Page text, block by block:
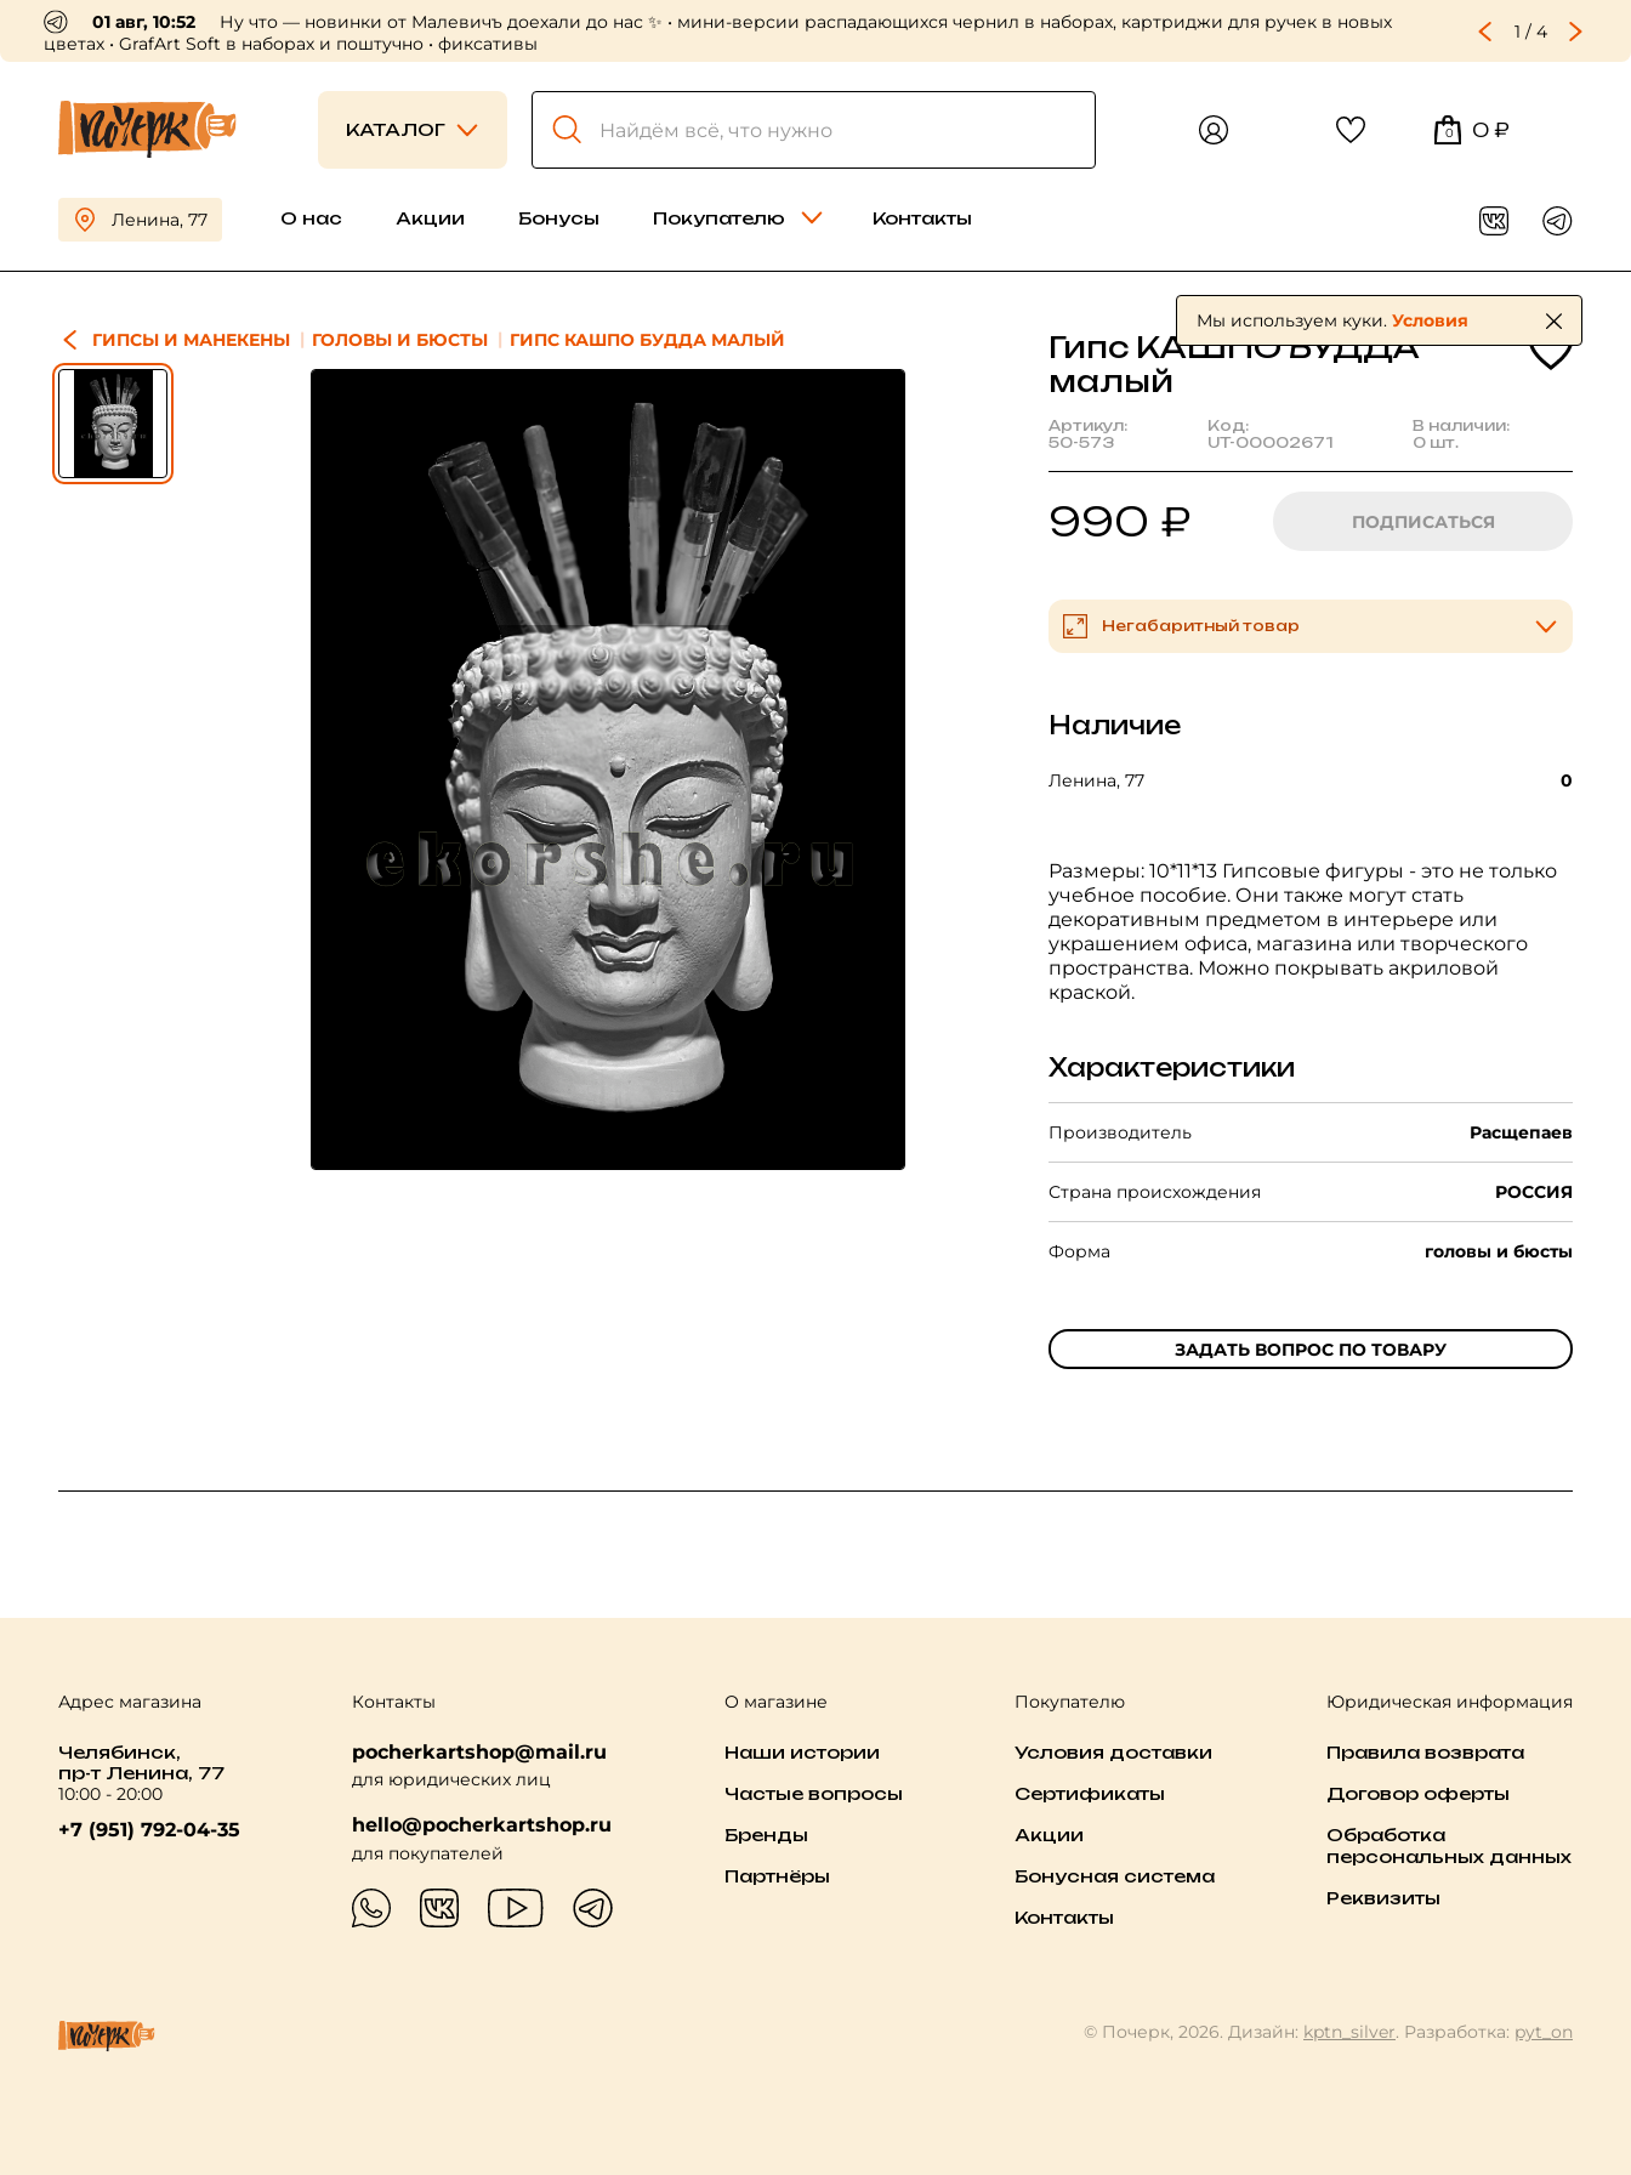
01 авг, 10:52
Ну что — новинки от Малевичъ доехали до нас ✨ • мини-версии распадающихся чернил в наборах, картриджи для ручек в новых
цветах • GrafArt Soft в наборах и поштучно • фиксативы
1 / 4
КАТАЛОГ 0 0 ₽
Ленина, 77 О нас Акции Бонусы Покупателю Контакты
ГИПСЫ И МАНЕКЕНЫ ГОЛОВЫ И БЮСТЫ ГИПС КАШПО БУДДА МАЛЫЙ
Гипс КАШПО БУДДА
малый
Артикул:
50-573
Код:
UT-00002671
В наличии:
0 шт.
990 ₽ ПОДПИСАТЬСЯ
Негабаритный товар
Наличие
Ленина, 77 0
Размеры: 10*11*13 Гипсовые фигуры - это не только
учебное пособие. Они также могут стать
декоративным предметом в интерьере или
украшением офиса, магазина или творческого
пространства. Можно покрывать акриловой
краской.
Характеристики
Производитель Расщепаев
Страна происхождения РОССИЯ
Форма головы и бюсты
ЗАДАТЬ ВОПРОС ПО ТОВАРУ
Адрес магазина
Челябинск,
пр-т Ленина, 77
10:00 - 20:00
+7 (951) 792-04-35
Контакты
pocherkartshop@mail.ru
для юридических лиц
hello@pocherkartshop.ru
для покупателей
О магазине
Наши истории
Частые вопросы
Бренды
Партнёры
Покупателю
Условия доставки
Сертификаты
Акции
Бонусная система
Контакты
Юридическая информация
Правила возврата
Договор оферты
Обработка
персональных данных
Реквизиты
© Почерк, 2026. Дизайн: kptn_silver. Разработка: pyt_on
Мы используем куки. Условия